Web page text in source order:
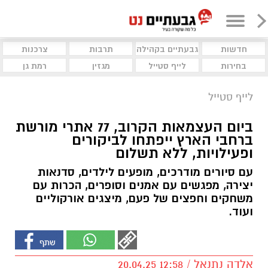
חדשות גבעתיים בקהילה תרבות
צרכנות
בחירות
לייף סטייל מגזין רמת גן
לייף סטייל
ביום העצמאות הקרוב, 77 אתרי מורשת
ברחבי הארץ ייפתחו לביקורים
ופעילויות, ללא תשלום
עם סיורים מודרכים, מופעים לילדים, סדנאות
יצירה, מפגשים עם אמנים וסופרים, הכרות עם
משחקים וחפצים של פעם, מיצגים אורקוליים
ועוד.
אלדה נתנאל / 12:58 20.04.25